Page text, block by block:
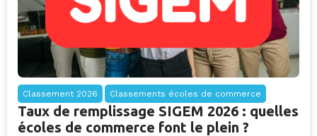
Classement 2026 Classements écoles de commerce
Taux de remplissage SIGEM 2026 : quelles
écoles de commerce font le plein ?